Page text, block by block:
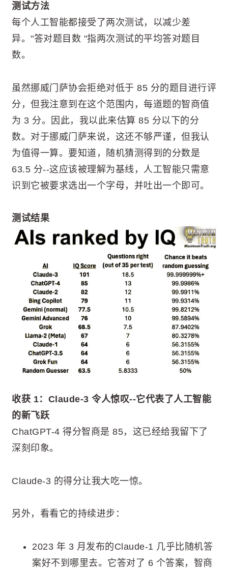
测试方法
每个人工智能都接受了两次测试，以减少差
异。"答对题目数 "指两次测试的平均答对题目
数。
虽然挪威门萨协会拒绝对低于 85 分的题目进行评
分，但我注意到在这个范围内，每道题的智商值
为 3 分。因此，我以此来估算 85 分以下的分
数。对于挪威门萨来说，这还不够严谨，但我认
为值得一算。要知道，随机猜测得到的分数是
63.5 分--这应该被理解为基线，人工智能只需意
识到它被要求选出一个字母，并吐出一个即可。
测试结果
收获 1：Claude-3 令人惊叹--它代表了人工智能
的新飞跃
ChatGPT-4 得分智商是 85，这已经给我留下了
深刻印象。
Claude-3 的得分让我大吃一惊。
另外，看看它的持续进步：
2023 年 3 月发布的Claude-1 几乎比随机答
案好不到哪里去。它答对了 6 个答案，智商